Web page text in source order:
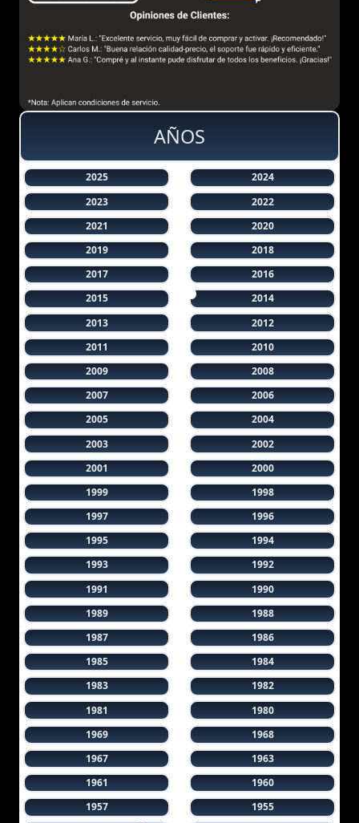
AÑOS
2025
2024
2023
2022
2021
2020
2019
2018
2017
2016
2015
2014
2013
2012
2011
2010
2009
2008
2007
2006
2005
2004
2003
2002
2001
2000
1999
1998
1997
1996
1995
1994
1993
1992
1991
1990
1989
1988
1987
1986
1985
1984
1983
1982
1981
1980
1969
1968
1967
1963
1961
1960
1957
1955